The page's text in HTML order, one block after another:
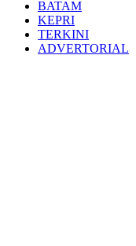
BATAM
KEPRI
TERKINI
ADVERTORIAL